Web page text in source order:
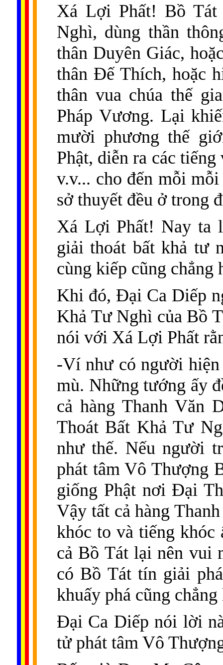
Xá Lợi Phất! Bồ
Nghì, dùng thần
thân Duyên Giác,
thân Ðế Thích, hoặc
thân vua chúa thế
Pháp Vương. Lại
mười phương thế
Phật, diễn ra các
v.v... cho đến mỗi
sở thuyết đều ở trong
Xá Lợi Phất! Nay ta
giải thoát bất khả tư
cùng kiếp cũng chẳng
Khi đó, Ðại Ca Diếp
Khả Tư Nghì của Bồ
nói với Xá Lợi Phất
-Ví như có người
mù. Những tướng ấy
cả hàng Thanh Văn
Thoát Bất Khả Tư
như thế. Nếu người
phát tâm Vô Thượng
giống Phật nơi Ðại
Vậy tất cả hàng
khóc to và tiếng khóc
cả Bồ Tát lại nên vui
có Bồ Tát tín giải
khuấy phá cũng
Ðại Ca Diếp nói lời
tử phát tâm Vô